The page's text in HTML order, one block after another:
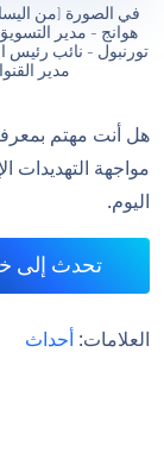
في الصورة (من
هوانج - مدير
تورنبول - نائب رئيس
مدير
مواجهة التهديدات
اليوم.
تحدث إلى
العلامات: أحداث